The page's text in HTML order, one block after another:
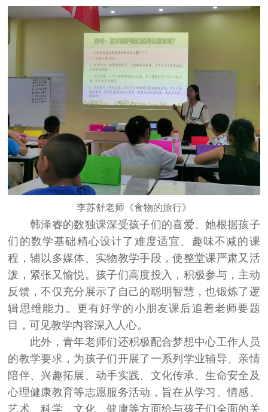
李苏舒老师《食物的旅行》
韩泽睿的数独课深受孩子们的喜爱。她根据孩子
们的数学基础精心设计了难度适宜、趣味不减的课
程，辅以多媒体、实物教学手段，使整堂课严肃又活
泼，紧张又愉悦。孩子们高度投入，积极参与，主动
反馈，不仅充分展示了自己的聪明智慧，也锻炼了逻
辑思维能力。更有好学的小朋友课后追着老师要题
目，可见教学内容深入人心。
此外，青年老师们还积极配合梦想中心工作人员
的教学要求，为孩子们开展了一系列学业辅导、亲情
陪伴、兴趣拓展、动手实践、文化传承、生命安全及
心理健康教育等志愿服务活动，旨在从学习、情感、
艺术、科学、文化、健康等方面给与孩子们全面的关